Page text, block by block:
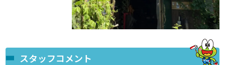
スタッフコメント